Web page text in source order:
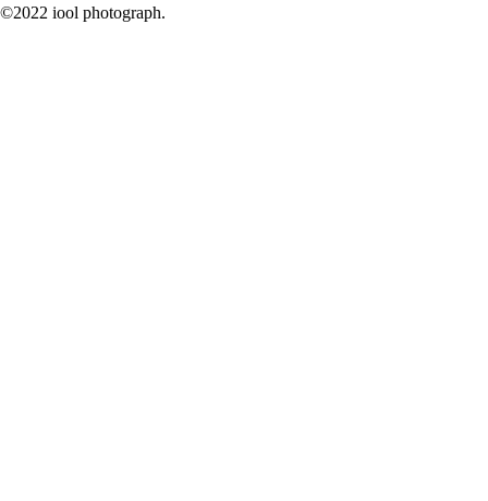
©2022 iool photograph.